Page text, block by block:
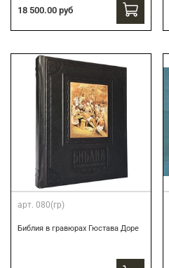
18 500.00 руб
арт. 080(гр)
Библия в гравюрах Гюстава Доре